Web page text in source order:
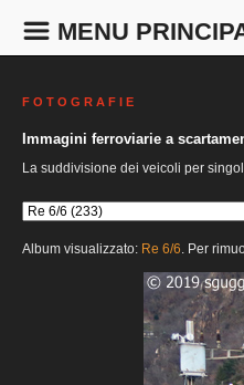
MENU
F O T O G R A F I E
Immagini ferroviarie a
La suddivisione dei veicoli per
Album visualizzato: Re 6/6. Per